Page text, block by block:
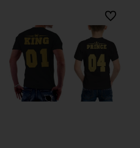
Do